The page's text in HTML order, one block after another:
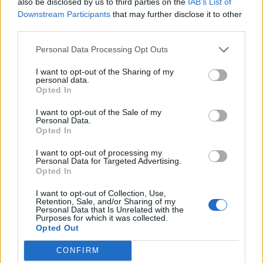
Downstream Participants that may further disclose it to other
Personal Data Processing Opt Outs
I want to opt-out of the Sharing of my
personal data.
Opted In
I want to opt-out of the Sale of my
Personal Data.
Opted In
I want to opt-out of processing my
Personal Data for Targeted Advertising.
Opted In
I want to opt-out of Collection, Use,
Retention, Sale, and/or Sharing of my
Personal Data that Is Unrelated with the
Purposes for which it was collected.
Opted Out
CONFIRM
utrzymać wolność swojej ziemi, Polacy
zmuszeni byli za nią ginąć. Ich poświęcenie
czyni ten kraj jeszcze droższym i bardziej
wartym gorącej miłości prawdziwego patrioty. Na
każdym kroku można tu spotkać miejsca, w
cieszyć się niepodległością.
właśnie patriotyzm, ale też umiłowanie
otaczającej człowieka natury, będącej
niezbywalną częścią ojczyzny. Podmiot liryczny
żywi do niej szczery podziw i docenia jej piękno.
W ten sposób wiersz ten staje się też swoistym
hołdem czy laurką dla ojczyzny.